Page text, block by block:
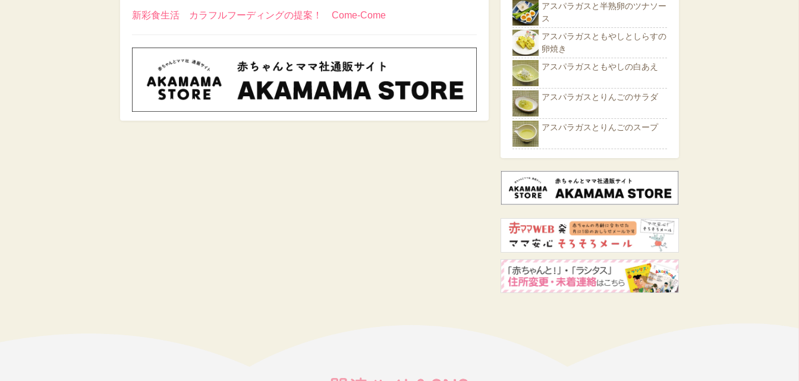
新彩食生活 カラフルフーディングの提案！ Come-Come
アスパラガスと半熟卵のツナソー
ス
アスパラガスともやしとしらすの
卵焼き
アスパラガスともやしの白あえ
アスパラガスとりんごのサラダ
アスパラガスとりんごのスープ